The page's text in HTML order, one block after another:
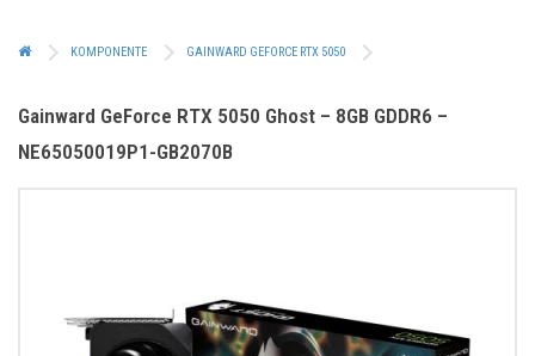
KOMPONENTE GAINWARD GEFORCE RTX 5050
Gainward GeForce RTX 5050 Ghost – 8GB GDDR6 –
NE65050019P1-GB2070B